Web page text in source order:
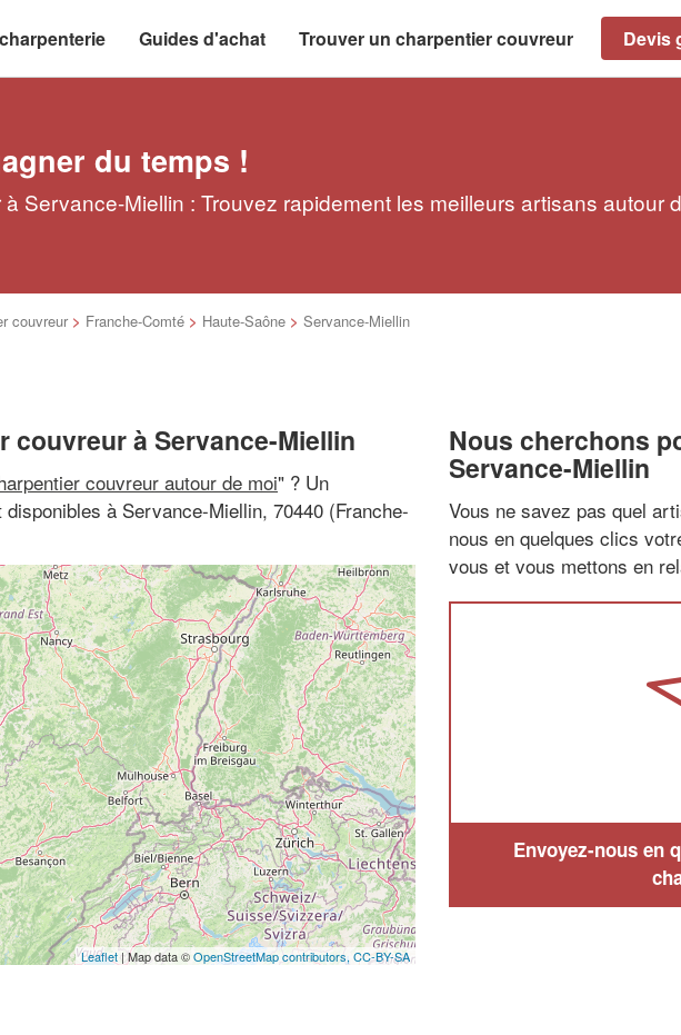
Guides d'achat Trouver un charpentier couvreur Devis
du temps !
Servance-Miellin : Trouvez rapidement les meilleurs artisans autour
couvreur > Franche-Comté > Haute-Saône > Servance-Miellin
couvreur à Servance-Miellin
couvreur autour de moi" ? Un
à Servance-Miellin, 70440 (Franche-
Leaflet | Map data ©OpenStreetMap contributors, CC-BY-SA
Nous cherchons
Servance-Miellin
Vous ne savez pas quel
nous en quelques clics
vous et vous mettons en
Envoyez-nous en